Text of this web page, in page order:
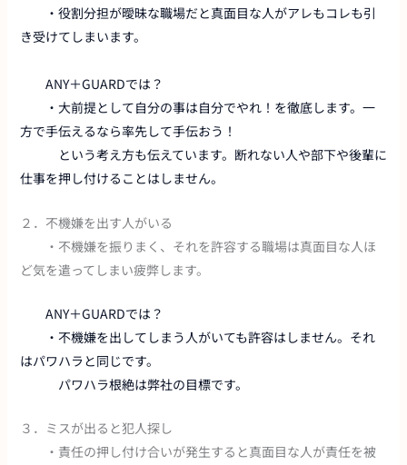
・役割分担が曖昧な職場だと真面目な人がアレもコレも引
き受けてしまいます。
ANY＋GUARDでは？
・大前提として自分の事は自分でやれ！を徹底します。一
方で手伝えるなら率先して手伝おう！
という考え方も伝えています。断れない人や部下や後輩に
仕事を押し付けることはしません。
２．不機嫌を出す人がいる
・不機嫌を振りまく、それを許容する職場は真面目な人ほ
ど気を遣ってしまい疲弊します。
ANY＋GUARDでは？
・不機嫌を出してしまう人がいても許容はしません。それ
はパワハラと同じです。
パワハラ根絶は弊社の目標です。
３．ミスが出ると犯人探し
・責任の押し付け合いが発生すると真面目な人が責任を被